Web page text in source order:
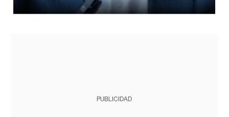
PUBLICIDAD